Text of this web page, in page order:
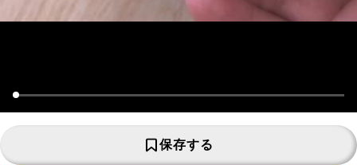
保存する